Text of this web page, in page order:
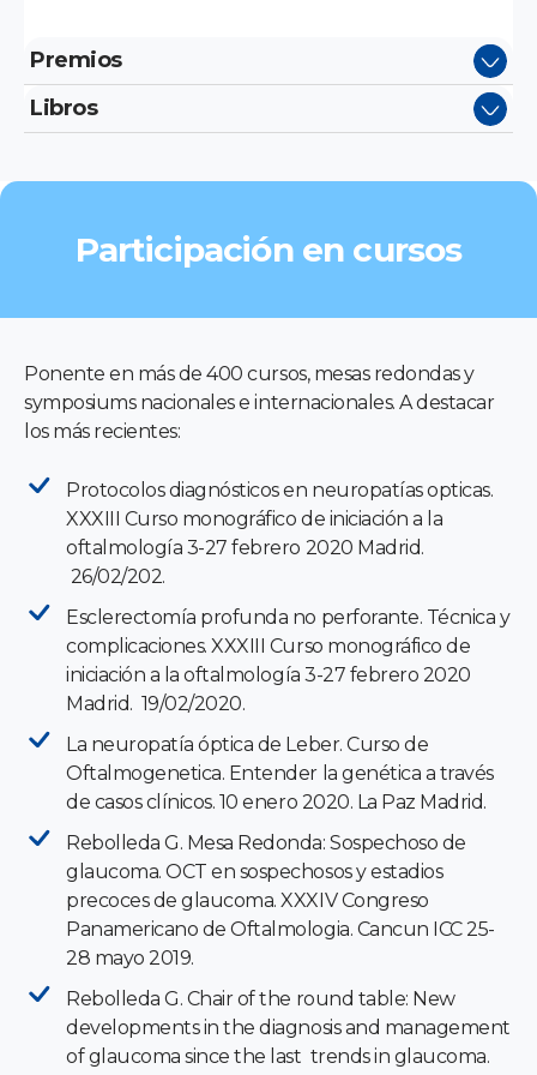
Premios
Libros
Participación en cursos
Ponente en más de 400 cursos, mesas redondas y
symposiums nacionales e internacionales. A destacar
los más recientes:
Protocolos diagnósticos en neuropatías opticas.
XXXIII Curso monográfico de iniciación a la
oftalmología 3-27 febrero 2020 Madrid.
26/02/202.
Esclerectomía profunda no perforante. Técnica y
complicaciones. XXXIII Curso monográfico de
iniciación a la oftalmología 3-27 febrero 2020
Madrid. 19/02/2020.
La neuropatía óptica de Leber. Curso de
Oftalmogenetica. Entender la genética a través
de casos clínicos. 10 enero 2020. La Paz Madrid.
Rebolleda G. Mesa Redonda: Sospechoso de
glaucoma. OCT en sospechosos y estadios
precoces de glaucoma. XXXIV Congreso
Panamericano de Oftalmologia. Cancun ICC 25-
28 mayo 2019.
Rebolleda G. Chair of the round table: New
developments in the diagnosis and management
of glaucoma since the last trends in glaucoma.